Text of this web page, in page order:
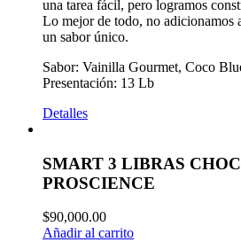
una tarea fácil, pero logramos
Lo mejor de todo, no adicionamos
un sabor único.
Sabor: Vainilla Gourmet, Coco
Presentación: 13 Lb
Detalles
SMART 3 LIBRAS
PROSCIENCE
$90,000.00
Añadir al carrito